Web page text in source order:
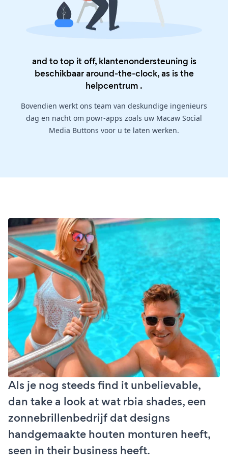
and to top it off, klantenondersteuning is
beschikbaar around-the-clock, as is the
helpcentrum .
Bovendien werkt ons team van deskundige ingenieurs
dag en nacht om powr-apps zoals uw Macaw Social
Media Buttons voor u te laten werken.
Als je nog steeds find it unbelievable,
dan take a look at wat rbia shades, een
zonnebrillenbedrijf dat designs
handgemaakte houten monturen heeft,
seen in their business heeft.